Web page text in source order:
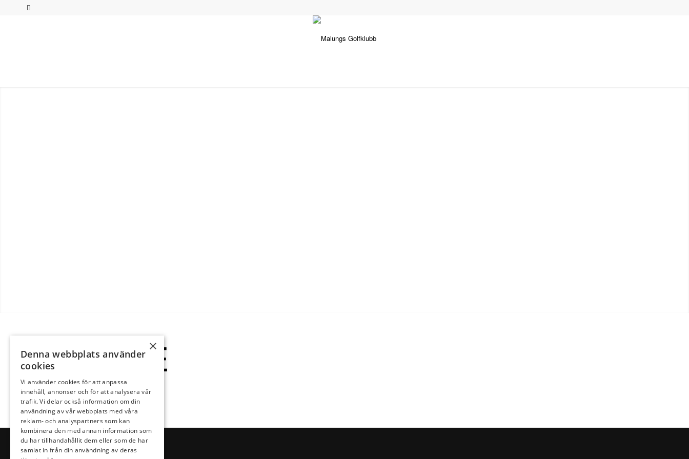
BOENDE
Mer information kommer.
×
Denna webbplats använder
cookies
Vi använder cookies för att anpassa
innehåll, annonser och för att analysera vår
trafik. Vi delar också information om din
användning av vår webbplats med våra
reklam- och analyspartners som kan
kombinera den med annan information som
du har tillhandahållit dem eller som de har
samlat in från din användning av deras